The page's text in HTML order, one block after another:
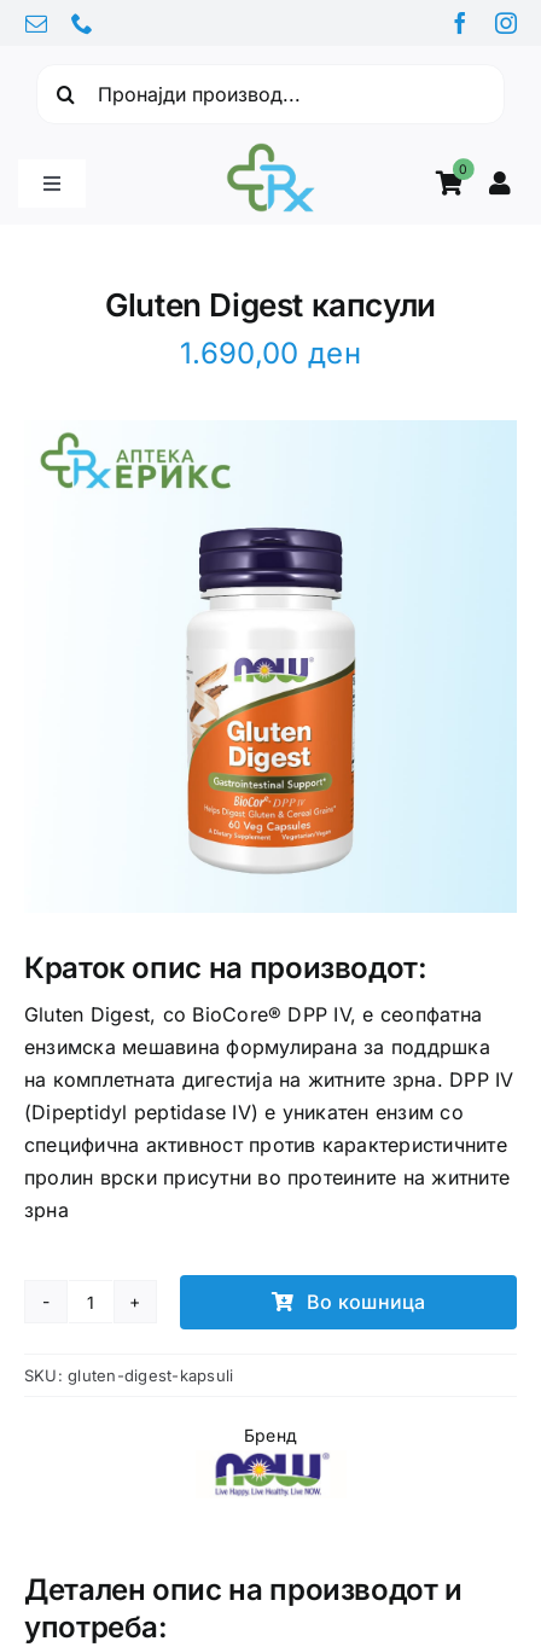
Skip
content
0
Toggle
Медицински апрати
Gluten Digest капсули
1.690,00ден
Краток опис на производот:
Gluten Digest, со BioCore® DPP IV, е сеопфатна
ензимска мешавина формулирана за поддршка
на комплетната дигестија на житните зрна. DPP IV
(Dipeptidyl peptidase IV) е уникатен ензим со
специфична активност против карактеристичните
пролин врски присутни во протеините на житните
зрна
Gluten
капсули
Во кошница
SKU:gluten-digest-kapsuli
Бренд
Детален опис на производот и
употреба: